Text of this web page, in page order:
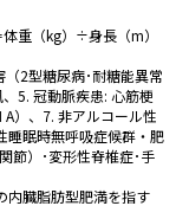
重（kg）÷身長（m）
2型糖尿病･耐糖能異常
5. 冠動脈疾患: 心筋梗
）、7. 非アルコール性
睡眠時無呼吸症候群・肥
節）･変形性脊椎症･手
内臓脂肪型肥満を指す